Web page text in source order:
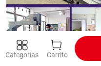
Categorías Carrito